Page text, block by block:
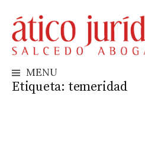
to
content
MENU
Etiqueta: temeridad